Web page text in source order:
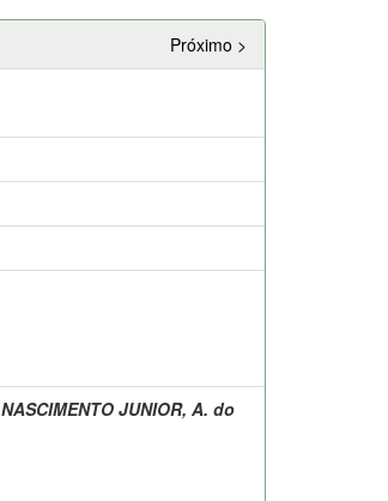
Próximo >
NASCIMENTO JUNIOR, A. do